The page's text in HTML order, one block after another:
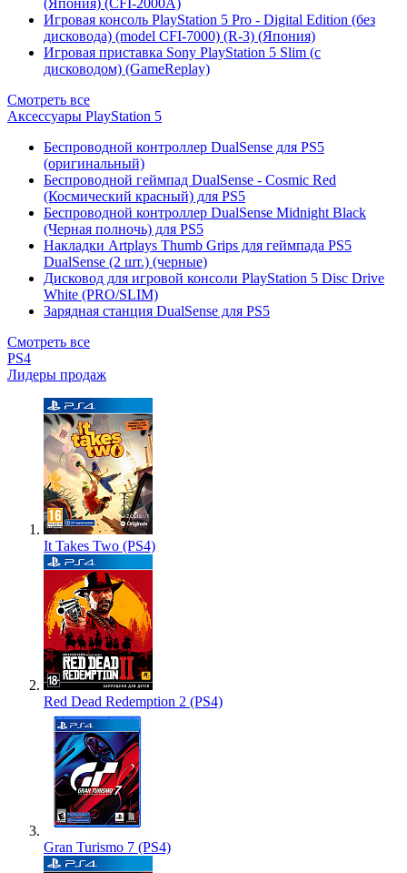
(Япония) (CFI-2000A)
Игровая консоль PlayStation 5 Pro - Digital Edition (без
дисковода) (model CFI-7000) (R-3) (Япония)
Игровая приставка Sony PlayStation 5 Slim (с
дисководом) (GameReplay)
Смотреть все
Аксессуары PlayStation 5
Беспроводной контроллер DualSense для PS5
(оригинальный)
Беспроводной геймпад DualSense - Cosmic Red
(Космический красный) для PS5
Беспроводной контроллер DualSense Midnight Black
(Черная полночь) для PS5
Накладки Artplays Thumb Grips для геймпада PS5
DualSense (2 шт.) (черные)
Дисковод для игровой консоли PlayStation 5 Disc Drive
White (PRO/SLIM)
Зарядная станция DualSense для PS5
Смотреть все
PS4
Лидеры продаж
It Takes Two (PS4)
Red Dead Redemption 2 (PS4)
Gran Turismo 7 (PS4)